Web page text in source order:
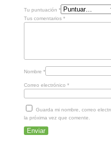
Tu puntuación *
Tus comentarios *
Nombre *
Correo electrónico *
Guarda mi nombre, correo
la próxima vez que comente.